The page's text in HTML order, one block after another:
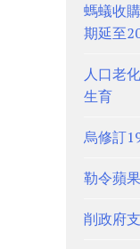
螞蟻收
期延至
人口老
生育
烏修訂
勒令蘋
削政府